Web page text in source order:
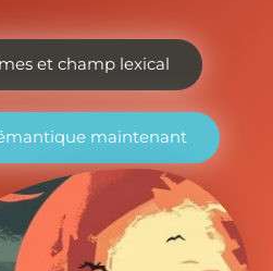
et champ lexical
maintenant